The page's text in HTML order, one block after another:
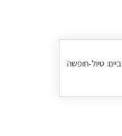
טיול-חופשה